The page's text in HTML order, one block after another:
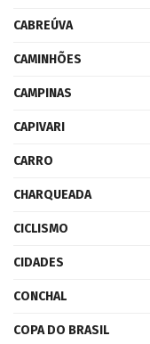
CABREÚVA
CAMINHÕES
CAMPINAS
CAPIVARI
CARRO
CHARQUEADA
CICLISMO
CIDADES
CONCHAL
COPA DO BRASIL